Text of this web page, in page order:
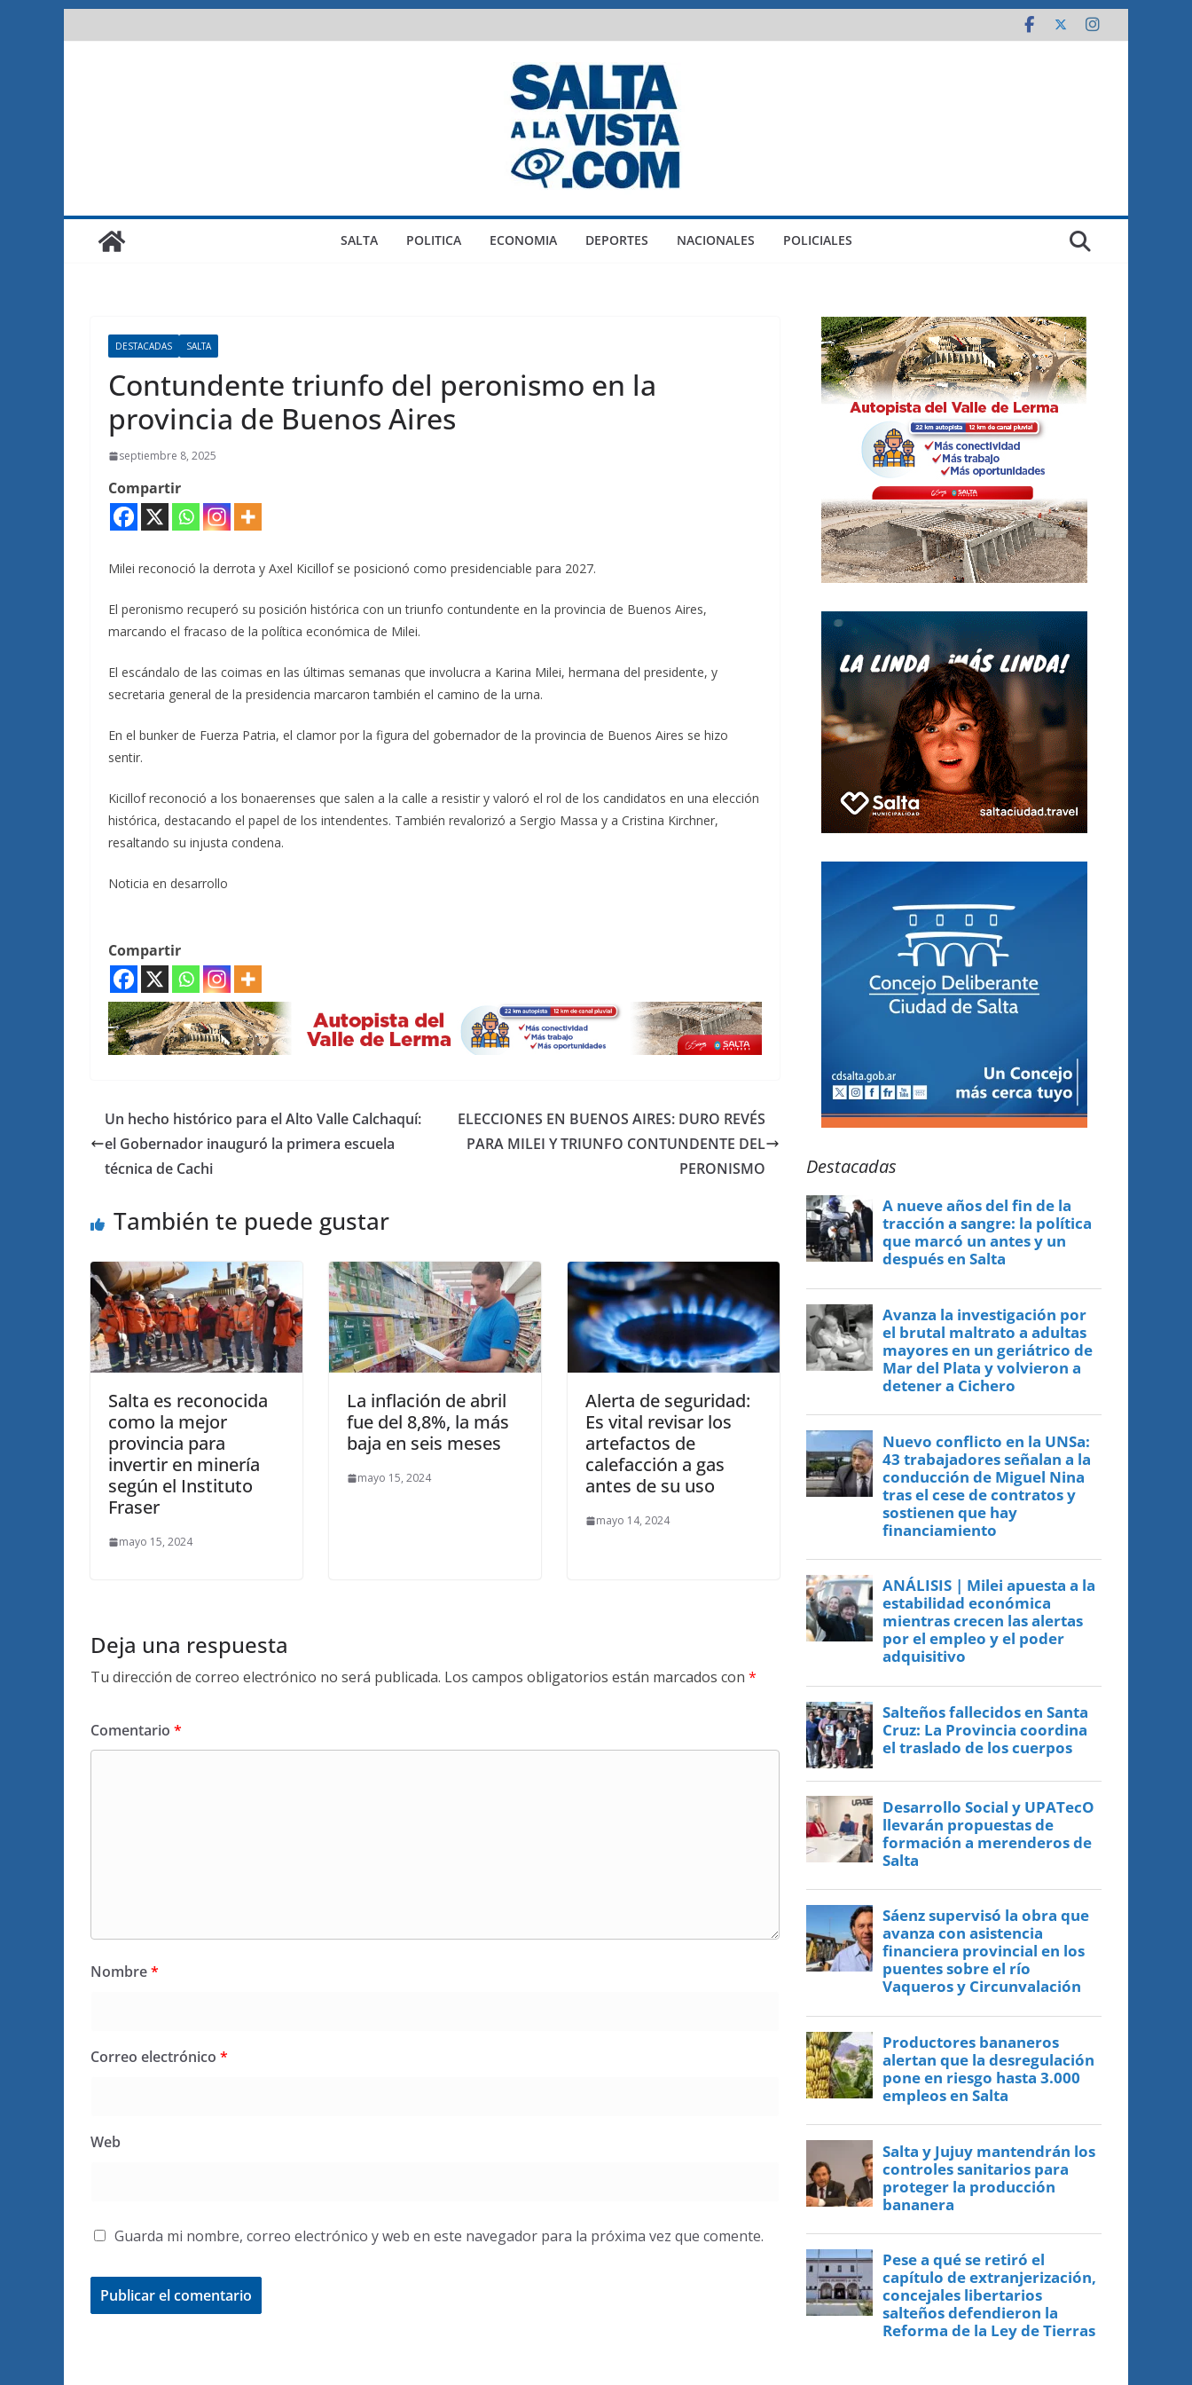
al
SALTA POLITICA ECONOMIA DEPORTES NACIONALES POLICIALES
DESTACADAS SALTA
Contundente triunfo del peronismo en la
provincia de Buenos Aires
septiembre 8, 2025
Compartir
Milei reconoció la derrota y Axel Kicillof se posicionó como presidenciable para 2027.
El peronismo recuperó su posición histórica con un triunfo contundente en la provincia de Buenos Aires,
marcando el fracaso de la política económica de Milei.
El escándalo de las coimas en las últimas semanas que involucra a Karina Milei, hermana del presidente, y
secretaria general de la presidencia marcaron también el camino de la urna.
En el bunker de Fuerza Patria, el clamor por la figura del gobernador de la provincia de Buenos Aires se hizo
sentir.
Kicillof reconoció a los bonaerenses que salen a la calle a resistir y valoró el rol de los candidatos en una elección
histórica, destacando el papel de los intendentes. También revalorizó a Sergio Massa y a Cristina Kirchner,
resaltando su injusta condena.
Noticia en desarrollo
Compartir
Un hecho histórico para el Alto Valle Calchaquí:
el Gobernador inauguró la primera escuela
técnica de Cachi
ELECCIONES EN BUENOS AIRES: DURO REVÉS
PARA MILEI Y TRIUNFO CONTUNDENTE DEL
PERONISMO
También te puede gustar
Salta es reconocida
como la mejor
provincia para
invertir en minería
según el Instituto
Fraser
mayo 15, 2024
La inflación de abril
fue del 8,8%, la más
baja en seis meses
mayo 15, 2024
Alerta de seguridad:
Es vital revisar los
artefactos de
calefacción a gas
antes de su uso
mayo 14, 2024
Deja una respuesta
Tu dirección de correo electrónico no será publicada. Los campos obligatorios están marcados con *
Comentario *
Nombre*
Correo electrónico *
Web
Guarda mi nombre, correo electrónico y web en este navegador para la próxima vez que comente.
Destacadas